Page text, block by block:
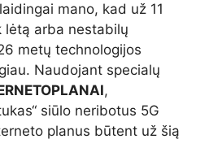
mano, kad už 11
lėtą arba nestabilų
metų technologijos
Naudojant specialų
,
siūlo neribotus 5G
planus būtent už šią